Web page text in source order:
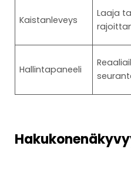
Kaistanleveys
Laaja
Hallintapaneeli